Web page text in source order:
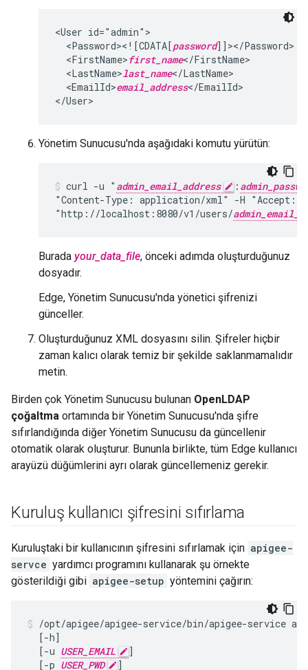
<User id="admin">
  <Password><![CDATA[
password]]></Password>
  <FirstName>
first_name</FirstName>
  <LastName>
last_name</LastName>
  <EmailId>
email_address</EmailId>
</User>
Yönetim Sunucusu'nda aşağıdaki komutu yürütün:
curl -u " admin_email_address :
"Content-Type: application/xml" -H "Accept:
"http://localhost:8080/v1/users/
Burada your_data_file, önceki adımda oluşturduğunuz
dosyadır.
Edge, Yönetim Sunucusu'nda yönetici şifrenizi
günceller.
Oluşturduğunuz XML dosyasını silin. Şifreler hiçbir
zaman kalıcı olarak temiz bir şekilde saklanmamalıdır
metin.
Birden çok Yönetim Sunucusu bulunan OpenLDAP
çoğaltma ortamında bir Yönetim Sunucusu'nda şifre
sıfırlandığında diğer Yönetim Sunucusu da güncellenir
otomatik olarak oluşturur. Bununla birlikte, tüm Edge kullanıcı
arayüzü düğümlerini ayrı olarak güncellemeniz gerekir.
Kuruluş kullanıcı şifresini sıfırlama
Kuruluştaki bir kullanıcının şifresini sıfırlamak için apigee-
servce yardımcı programını kullanarak şu örnekte
gösterildiği gibi apigee-setup yöntemini çağırın:
/opt/apigee/apigee-service/bin/apigee-service
  [-h]
  [-u
USER_EMAIL
]
  [-p
USER_PWD
]